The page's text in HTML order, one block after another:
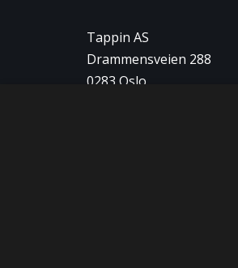
Tappin AS
Drammensveien 288
0283 Oslo